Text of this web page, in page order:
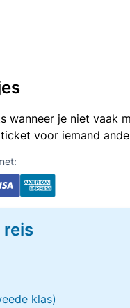
wanneer je niet vaak
voor iemand
reis
klas)